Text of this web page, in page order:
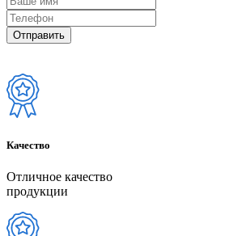
Качество
Отличное качество
продукции